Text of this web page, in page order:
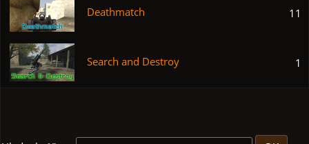
Deathmatch 11
Search and Destroy 1